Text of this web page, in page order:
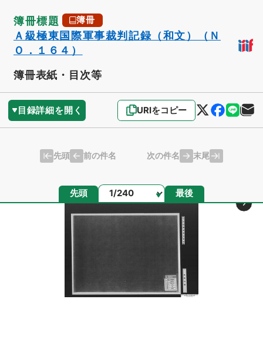
簿冊標題 簿冊
Ａ級極東国際軍事裁判記録（和文）（Ｎ
Ｏ．１６４）
簿冊表紙・目次等
目録詳細を開く URIをコピー
先頭 前の件名 次の件名 末尾
先頭 ページ 最後